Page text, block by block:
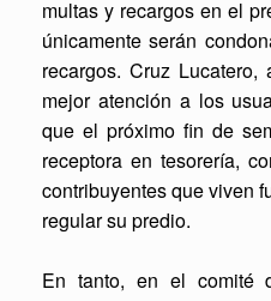
multas y recargos en el
únicamente serán
recargos. Cruz
mejor atención a los
que el próximo fin de
receptora en tesorería,
contribuyentes que viven
regular su predio.
En tanto, en el comité